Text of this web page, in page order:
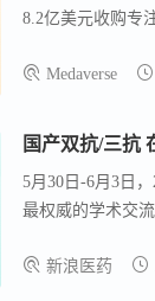
8.2亿美元收购专
加Brelovitug的全
专业知识之上，
Medaverse
国产双抗/三抗
5月30日-6月3日
最权威的学术交
项进行介绍。
新浪医药